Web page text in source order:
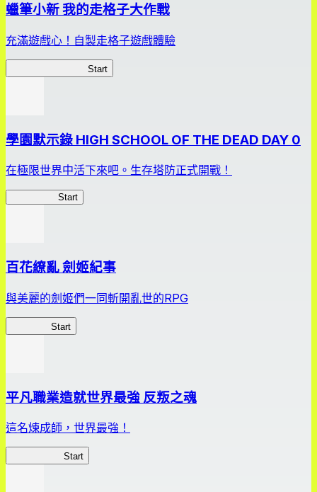
蠟筆小新 我的走格子大作戰
充滿遊戲心！自製走格子遊戲體驗
Start
學園默示錄 HIGH SCHOOL OF THE DEAD DAY 0
在極限世界中活下來吧。生存塔防正式開戰！
Start
百花繚亂 劍姬紀事
與美麗的劍姬們一同斬開亂世的RPG
Start
平凡職業造就世界最強 反叛之魂
這名煉成師，世界最強！
Start